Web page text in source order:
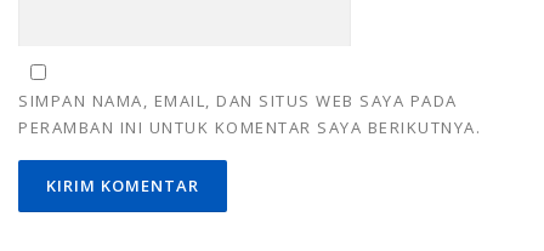
SIMPAN NAMA, EMAIL, DAN SITUS WEB SAYA PADA
PERAMBAN INI UNTUK KOMENTAR SAYA BERIKUTNYA.